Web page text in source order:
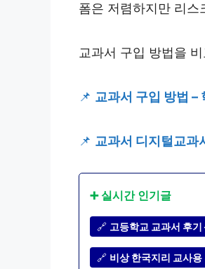
폼은 저렴하지만 리스
교과서 구입 방법을
📌 교과서 구입 방법 –
📌 교과서 디지털교과
➕ 실시간 인기글
🔗 고등학교 교과서 후
🔗 비상 한국지리 교사